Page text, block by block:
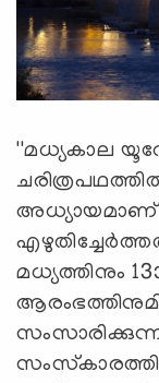
''മധ്യകാല
അധ്യായമാണ്
മധ്യത്തിനും